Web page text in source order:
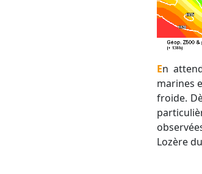
En attendant le pic de chaleur ce week-end, nos régions vont rester sous l'influence de bonnes brises
marines
froide.
Lozère